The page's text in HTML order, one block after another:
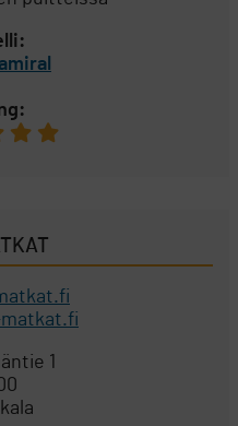
1